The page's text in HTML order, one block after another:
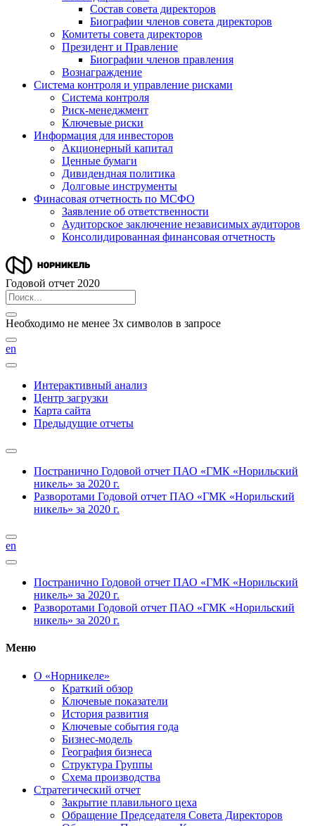
Состав совета директоров
Биографии членов совета директоров
Комитеты совета директоров
Президент и Правление
Биографии членов правления
Вознаграждение
Система контроля и управление рисками
Система контроля
Риск-менеджмент
Ключевые риски
Информация для инвесторов
Акционерный капитал
Ценные бумаги
Дивидендная политика
Долговые инструменты
Финасовая отчетность по МСФО
Заявление об ответственности
Аудиторское заключение независимых аудиторов
Консолидированная финансовая отчетность
Годовой отчет 2020
Необходимо не менее 3х символов в запросе
en
Интерактивный анализ
Центр загрузки
Карта сайта
Предыдущие отчеты
Постранично Годовой отчет ПАО «ГМК «Норильский
никель» за 2020 г.
Разворотами Годовой отчет ПАО «ГМК «Норильский
никель» за 2020 г.
en
Постранично Годовой отчет ПАО «ГМК «Норильский
никель» за 2020 г.
Разворотами Годовой отчет ПАО «ГМК «Норильский
никель» за 2020 г.
Меню
О «Норникеле»
Краткий обзор
Ключевые показатели
История развития
Ключевые события года
Бизнес-модель
География бизнеса
Структура Группы
Схема производства
Стратегический отчет
Закрытие плавильного цеха
Обращение Председателя Совета Директоров